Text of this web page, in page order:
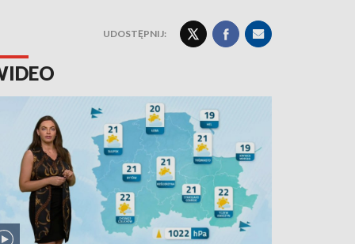
UDOSTĘPNIJ: